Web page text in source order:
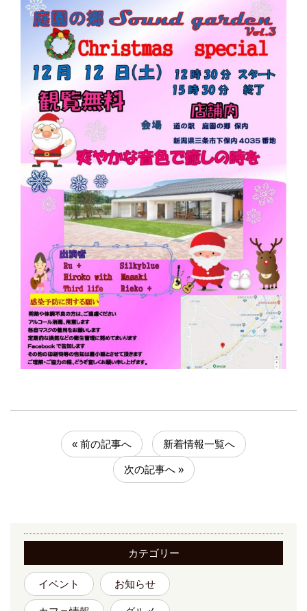
« 前の記事へ 新着情報一覧へ
次の記事へ »
カテゴリー
イベント お知らせ